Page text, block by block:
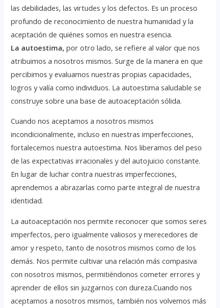
las debilidades, las virtudes y los defectos. Es un proceso
profundo de reconocimiento de nuestra humanidad y la
aceptación de quiénes somos en nuestra esencia.
La autoestima, por otro lado, se refiere al valor que nos
atribuimos a nosotros mismos. Surge de la manera en que
percibimos y evaluamos nuestras propias capacidades,
logros y valía como individuos. La autoestima saludable se
construye sobre una base de autoaceptación sólida.
Cuando nos aceptamos a nosotros mismos
incondicionalmente, incluso en nuestras imperfecciones,
fortalecemos nuestra autoestima. Nos liberamos del peso
de las expectativas irracionales y del autojuicio constante.
En lugar de luchar contra nuestras imperfecciones,
aprendemos a abrazarlas como parte integral de nuestra
identidad.
La autoaceptación nos permite reconocer que somos seres
imperfectos, pero igualmente valiosos y merecedores de
amor y respeto, tanto de nosotros mismos como de los
demás. Nos permite cultivar una relación más compasiva
con nosotros mismos, permitiéndonos cometer errores y
aprender de ellos sin juzgarnos con dureza.Cuando nos
aceptamos a nosotros mismos, también nos volvemos más